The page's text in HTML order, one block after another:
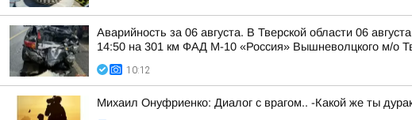
Аварийность за 06 августа. В Тверской области 06
14:50 на 301 км ФАД М-10 «Россия» Вышневолцкого м/о
10:12
Михаил Онуфриенко: Диалог с врагом.. -Какой же ты